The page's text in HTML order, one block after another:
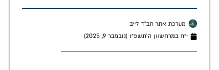
מערכת אתר חב"ד לייב
י״ח במרחשוון ה׳תשפ״ו (נובמבר 9, 2025)